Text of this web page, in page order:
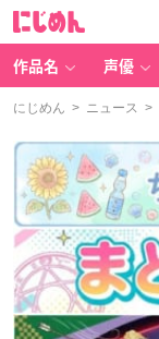
作品名 声優
にじめん > ニュース >